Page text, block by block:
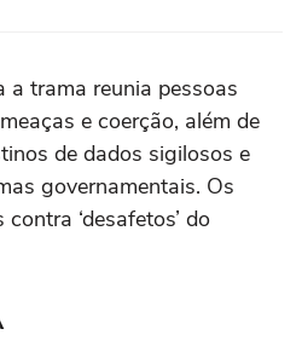
a trama reunia pessoas
e coerção, além de
de dados sigilosos e
governamentais. Os
‘desafetos’ do